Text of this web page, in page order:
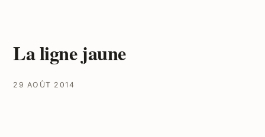
La ligne jaune
29 AOÛT 2014